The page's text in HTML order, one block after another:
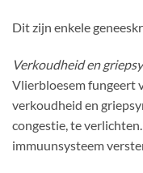
Dit zijn enkele
Verkoudheid en
Vlierbloesem fungeert
verkoudheid en
congestie, te
immuunsysteem